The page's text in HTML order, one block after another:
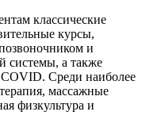
классические
курсы,
и
системы, а также
COVID. Среди наиболее
массажные
физкультура и